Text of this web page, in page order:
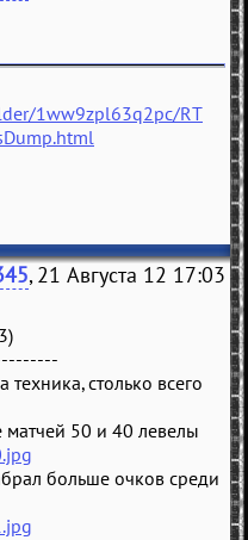
1ww9zpl63q2pc/RT
, 21 Августа 12 17:03
столько всего
матчей 50 и 40 левелы
больше очков среди